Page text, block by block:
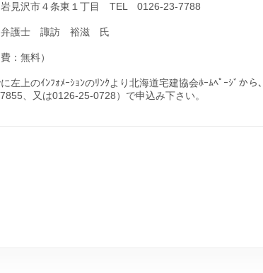
沢市４条東１丁目 TEL 0126-23-7788
弁護士 諏訪 裕滋 氏
：無料）
上のｲﾝﾌｫﾒｰｼｮﾝのﾘﾝｸより北海道宅建協会ﾎｰﾑﾍﾟｰｼﾞから、
、又は0126-25-0728）で申込み下さい。